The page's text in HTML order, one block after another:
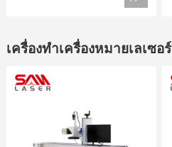
เครื่องทำเครื่องหมายเลเซอร์